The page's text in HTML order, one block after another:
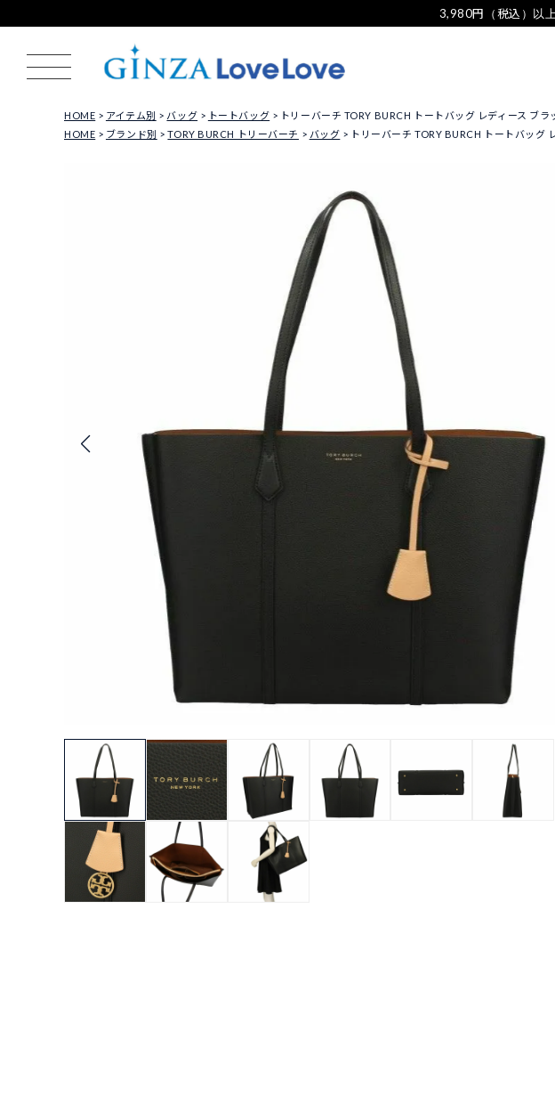
3,980円（税込）以
HOME アイテム別 バッグ トートバッグ
トリーバーチ TORY BURCH トートバッグ レディース ブ
HOME
ブランド別 TORY BURCH トリーバーチ バッグ トリーバーチ TORY BURCH トートバッグ